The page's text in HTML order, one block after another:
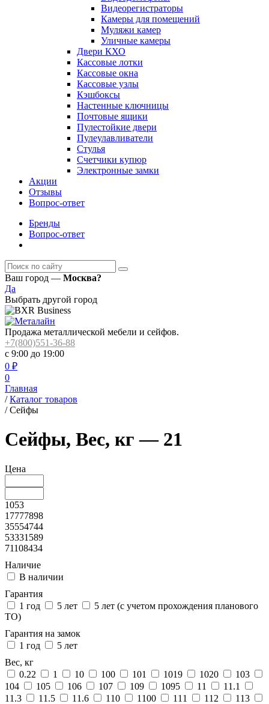
Видеорегистраторы
Камеры для помещений
Муляжи камер
Уличные камеры
Двери КХО
Кассовые лотки
Кассовые окна
Кассовые узлы
Кэшбоксы
Настенные ключницы
Почтовые ящики
Пулестойкие двери
Пулеулавливатели
Стулья
Счетчики купюр
Электронные замки
Акции
Отзывы
Вопрос-ответ
Бренды
Вопрос-ответ
Ваш город — Москва?
Да
Выбрать другой город
Продажа металлической мебели и сейфов.
+7(800)551-36-88
с 9:00 до 19:00
0 ₽
0
Главная
/ Каталог товаров
/ Сейфы
Сейфы, Вес, кг — 21
Цена
1053
17777898
35554744
53331589
71108434
Наличие
В наличии
Гарантия
1 год
5 лет
5 лет (с учетом прохождения планового
ТО)
Гарантия на замок
1 год
5 лет
Вес, кг
0.22
1 10 100 101 1019 1020
103
104
105 106 107 109 1095 11
11.1
11.3
11.5 11.6 110 1100 111 112
113